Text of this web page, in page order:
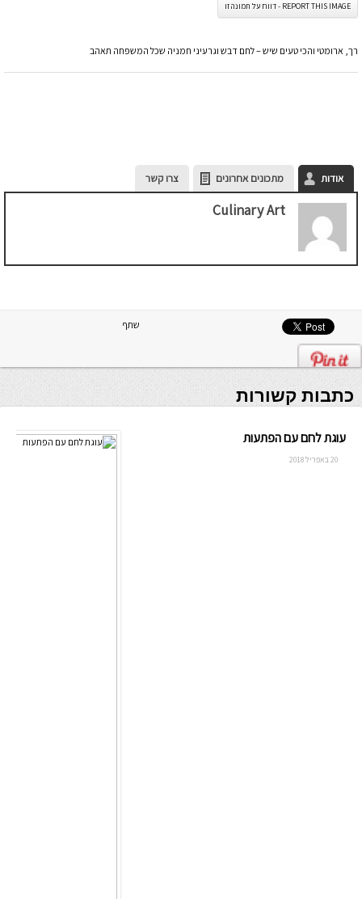
REPORT THIS IMAGE - דווח על תמונה זו
רך, ארומטי והכי טעים שיש – לחם דבש וגרעיני חמניה שכל המשפחה תאהב
אודות מתכונים אחרונים צרו קשר
Culinary Art
שתף
כתבות קשורות
עוגת לחם עם הפתעות
20 באפריל 2018